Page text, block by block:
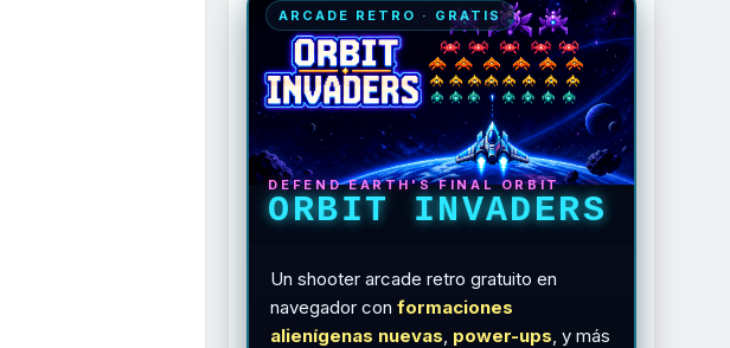
ARCADE RETRO · GRATIS
DEFEND EARTH'S FINAL ORBIT
ORBIT INVADERS
Un shooter arcade retro gratuito en
navegador conformaciones
alienígenas nuevas, power-ups, y más